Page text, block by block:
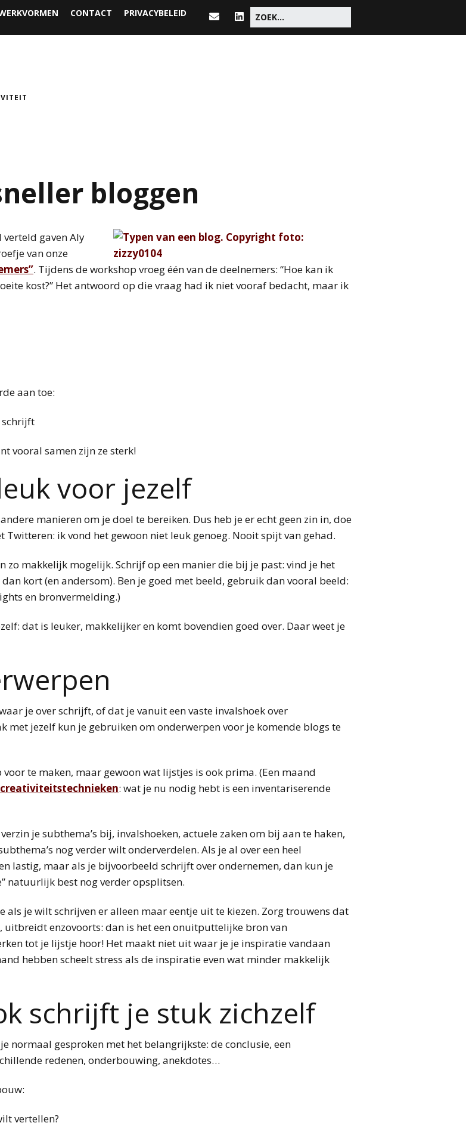
CONTACT PRIVACYBELEID
bloggen
gaven Aly
van onze
. Tijdens de workshop vroeg één van de deelnemers: “Hoe kan ik
kost?” Het antwoord op die vraag had ik niet vooraf bedacht, maar ik
aan toe:
schrijft
vooral samen zijn ze sterk!
voor jezelf
manieren om je doel te bereiken. Dus heb je er echt geen zin in, doe
ik vond het gewoon niet leuk genoeg. Nooit spijt van gehad.
zo makkelijk mogelijk. Schrijf op een manier die bij je past: vind je het
kort (en andersom). Ben je goed met beeld, gebruik dan vooral beeld:
en bronvermelding.)
dat is leuker, makkelijker en komt bovendien goed over. Daar weet je
je over schrijft, of dat je vanuit een vaste invalshoek over
met jezelf kun je gebruiken om onderwerpen voor je komende blogs te
te maken, maar gewoon wat lijstjes is ook prima. (Een maand
: wat je nu nodig hebt is een inventariserende
je subthema’s bij, invalshoeken, actuele zaken om bij aan te haken,
nog verder wilt onderverdelen. Als je al over een heel
lastig, maar als je bijvoorbeeld schrijft over ondernemen, dan kun je
natuurlijk best nog verder opsplitsen.
als je wilt schrijven er alleen maar eentje uit te kiezen. Zorg trouwens dat
enzovoorts: dan is het een onuitputtelijke bron van
tot je lijstje hoor! Het maakt niet uit waar je je inspiratie vandaan
hebben scheelt stress als de inspiratie even wat minder makkelijk
schrijft je stuk zichzelf
normaal gesproken met het belangrijkste: de conclusie, een
redenen, onderbouwing, anekdotes…
vertellen?